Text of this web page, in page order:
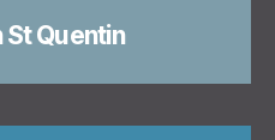
St Quentin